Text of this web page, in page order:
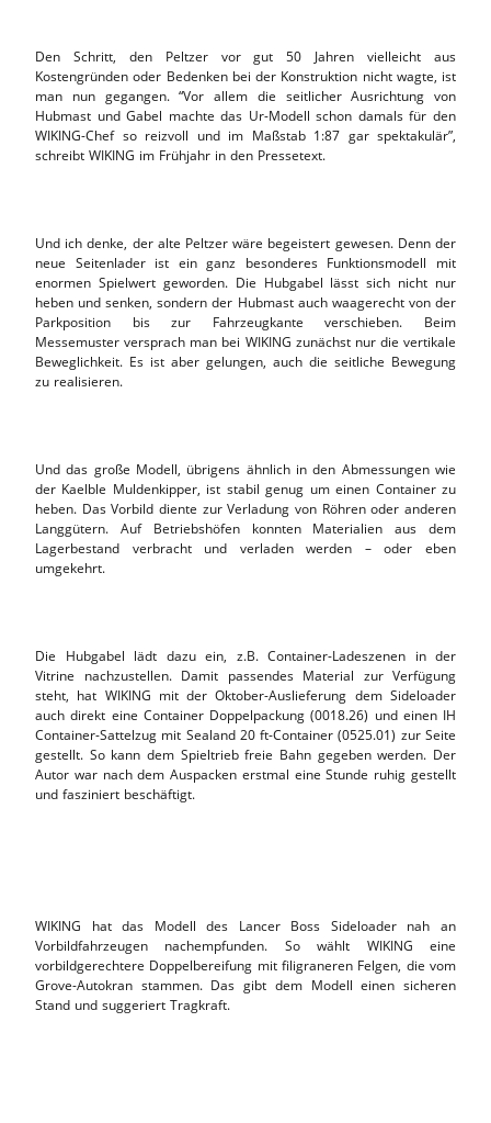
Den Schritt, den Peltzer vor gut 50 Jahren vielleicht aus
Kostengründen oder Bedenken bei der Konstruktion nicht wagte, ist
man nun gegangen. “Vor allem die seitlicher Ausrichtung von
Hubmast und Gabel machte das Ur-Modell schon damals für den
WIKING-Chef so reizvoll und im Maßstab 1:87 gar spektakulär”,
schreibt WIKING im Frühjahr in den Pressetext.
Und ich denke, der alte Peltzer wäre begeistert gewesen. Denn der
neue Seitenlader ist ein ganz besonderes Funktionsmodell mit
enormen Spielwert geworden. Die Hubgabel lässt sich nicht nur
heben und senken, sondern der Hubmast auch waagerecht von der
Parkposition bis zur Fahrzeugkante verschieben. Beim
Messemuster versprach man bei WIKING zunächst nur die vertikale
Beweglichkeit. Es ist aber gelungen, auch die seitliche Bewegung
zu realisieren.
Und das große Modell, übrigens ähnlich in den Abmessungen wie
der Kaelble Muldenkipper, ist stabil genug um einen Container zu
heben. Das Vorbild diente zur Verladung von Röhren oder anderen
Langgütern. Auf Betriebshöfen konnten Materialien aus dem
Lagerbestand verbracht und verladen werden – oder eben
umgekehrt.
Die Hubgabel lädt dazu ein, z.B. Container-Ladeszenen in der
Vitrine nachzustellen. Damit passendes Material zur Verfügung
steht, hat WIKING mit der Oktober-Auslieferung dem Sideloader
auch direkt eine Container Doppelpackung (0018.26) und einen IH
Container-Sattelzug mit Sealand 20 ft-Container (0525.01) zur Seite
gestellt. So kann dem Spieltrieb freie Bahn gegeben werden. Der
Autor war nach dem Auspacken erstmal eine Stunde ruhig gestellt
und fasziniert beschäftigt.
WIKING hat das Modell des Lancer Boss Sideloader nah an
Vorbildfahrzeugen nachempfunden. So wählt WIKING eine
vorbildgerechtere Doppelbereifung mit filigraneren Felgen, die vom
Grove-Autokran stammen. Das gibt dem Modell einen sicheren
Stand und suggeriert Tragkraft.